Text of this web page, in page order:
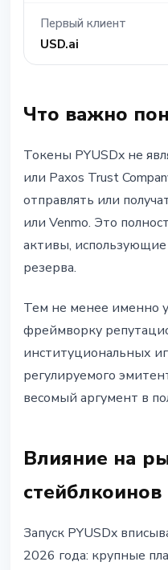
Первый клиент
USD.ai
Что важно
Токены PYUSDx не
или Paxos Trust
отправлять или
или Venmo. Это
активы, использующие
резерва.
Тем не менее именно
фреймворку
институциональных
регулируемого
весомый аргумент в
Влияние на
стейблкоинов
Запуск PYUSDx
2026 года: крупные